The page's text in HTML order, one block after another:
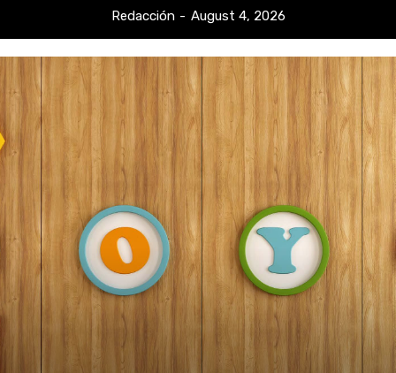
Redacción - August 4, 2026